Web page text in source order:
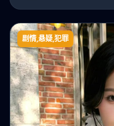
残雪
剧情,悬疑,犯罪